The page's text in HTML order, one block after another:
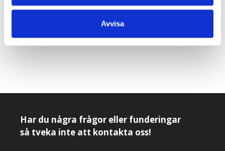
Avvisa
Vill du läsa mer?
Har du några frågor eller funderingar
så tveka inte att kontakta oss!